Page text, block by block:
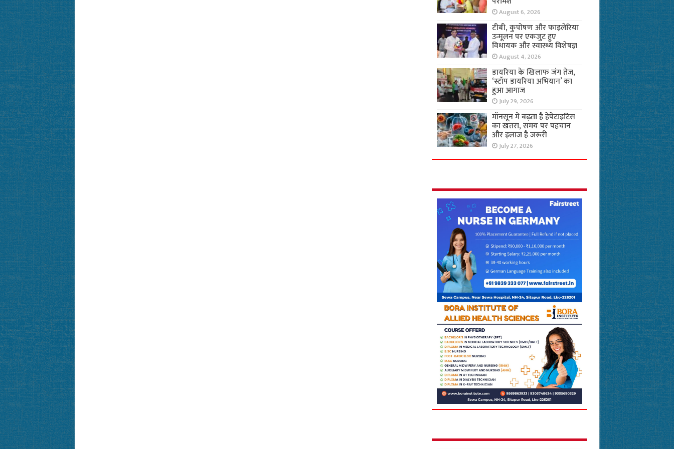
August 6, 2026
टीबी, कुपोषण और फाइलेरिया
उन्मूलन पर एकजुट हुए
विधायक और स्वास्थ्य विशेषज्ञ
August 4, 2026
डायरिया के खिलाफ जंग तेज,
‘स्टॉप डायरिया अभियान’ का
हुआ आगाज
July 29, 2026
मॉनसून में बढ़ता है हेपेटाइटिस
का खतरा, समय पर पहचान
और इलाज है जरूरी
July 27, 2026